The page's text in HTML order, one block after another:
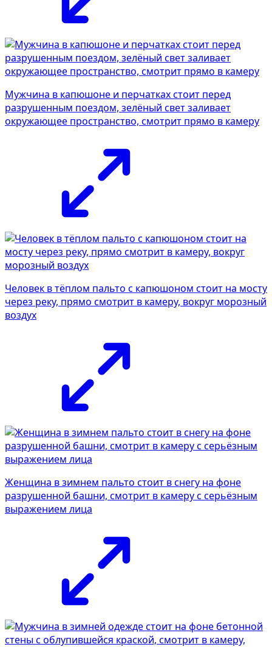
Мужчина в капюшоне и перчатках стоит перед
разрушенным поездом, зелёный свет заливает
окружающее пространство, смотрит прямо в камеру
Человек в тёплом пальто с капюшоном стоит на мосту
через реку, прямо смотрит в камеру, вокруг морозный
воздух
Женщина в зимнем пальто стоит в снегу на фоне
разрушенной башни, смотрит в камеру с серьёзным
выражением лица